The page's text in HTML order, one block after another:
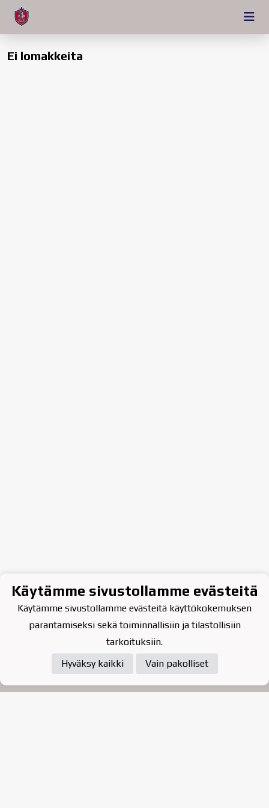
Ei lomakkeita
Tietosuojaseloste
Käytämme sivustollamme evästeitä
Käytämme sivustollamme evästeitä käyttökokemuksen
parantamiseksi sekä toiminnallisiin ja tilastollisiin
tarkoituksiin.
Hyväksy kaikki
Vain pakolliset